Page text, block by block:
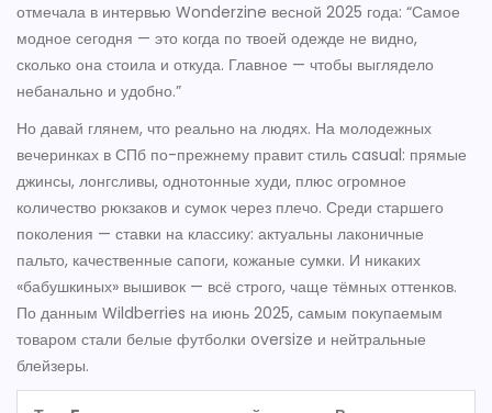
отмечала в интервью Wonderzine весной 2025 года: “Самое
модное сегодня — это когда по твоей одежде не видно,
сколько она стоила и откуда. Главное — чтобы выглядело
небанально и удобно.”
Но давай глянем, что реально на людях. На молодежных
вечеринках в СПб по-прежнему правит стиль casual: прямые
джинсы, лонгсливы, однотонные худи, плюс огромное
количество рюкзаков и сумок через плечо. Среди старшего
поколения — ставки на классику: актуальны лаконичные
пальто, качественные сапоги, кожаные сумки. И никаких
«бабушкиных» вышивок — всё строго, чаще тёмных оттенков.
По данным Wildberries на июнь 2025, самым покупаемым
товаром стали белые футболки oversize и нейтральные
блейзеры.